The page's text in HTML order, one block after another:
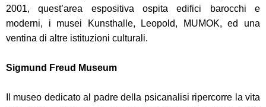
2001, quest’area espositiva ospita edifici barocchi e
moderni, i musei Kunsthalle, Leopold, MUMOK, ed una
ventina di altre istituzioni culturali.
Sigmund Freud Museum
Il museo dedicato al padre della psicanalisi ripercorre la vita